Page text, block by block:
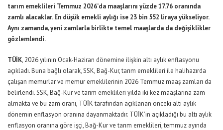
tarım emeklileri Temmuz 2026’da maaşlarını yüzde 17.76 oranında
zamlı alacaklar. En düşük emekli aylığı ise 23 bin 552 liraya yükseliyor.
Aynı zamanda, yeni zamlarla birlikte temel maaşlarda da değişiklikler
gözlemlendi.
TÜİK, 2026 yılının Ocak-Haziran dönemine ilişkin altı aylık enflasyonu
açıkladı. Buna bağlı olarak, SSK, Bağ-Kur, tarım emeklileri ile halihazırda
çalışan memurlar ve memur emeklilerinin 2026 Temmuz maaş zamları da
belirlendi. SSK, Bağ-Kur ve tarım emeklileri yılda iki kez maaşlarına zam
almakta ve bu zam oranı, TÜİK tarafından açıklanan önceki altı aylık
dönemin enflasyon oranına dayanmaktadır. TÜİK’in açıkladığı bu altı aylık
enflasyon oranına göre işçi, Bağ-Kur ve tarım emeklileri, temmuz ayında